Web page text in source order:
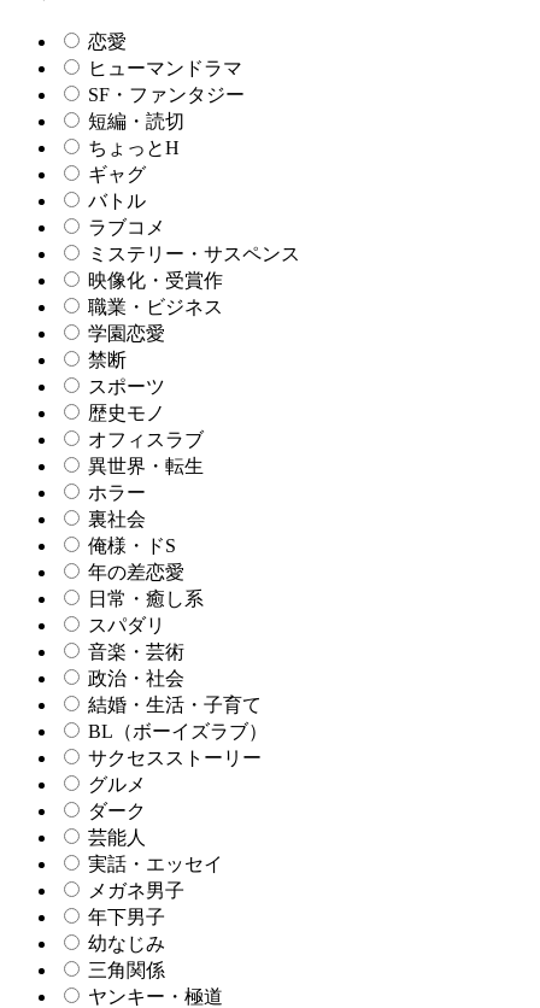
恋愛
ヒューマンドラマ
SF・ファンタジー
短編・読切
ちょっとH
ギャグ
バトル
ラブコメ
ミステリー・サスペンス
映像化・受賞作
職業・ビジネス
学園恋愛
禁断
スポーツ
歴史モノ
オフィスラブ
異世界・転生
ホラー
裏社会
俺様・ドS
年の差恋愛
日常・癒し系
スパダリ
音楽・芸術
政治・社会
結婚・生活・子育て
BL（ボーイズラブ）
サクセスストーリー
グルメ
ダーク
芸能人
実話・エッセイ
メガネ男子
年下男子
幼なじみ
三角関係
ヤンキー・極道